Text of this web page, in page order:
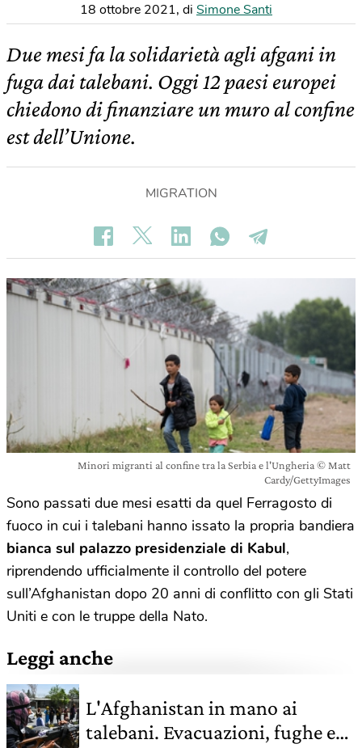
18 ottobre 2021, di Simone Santi
Due mesi fa la solidarietà agli afgani in
fuga dai talebani. Oggi 12 paesi europei
chiedono di finanziare un muro al confine
est dell’Unione.
MIGRATION
Minori migranti al confine tra la Serbia e l'Ungheria © Matt
Cardy/GettyImages
Sono passati due mesi esatti da quel Ferragosto di
fuoco in cui i talebani hanno issato la propria bandiera
bianca sul palazzo presidenziale di Kabul,
riprendendo ufficialmente il controllo del potere
sull’Afghanistan dopo 20 anni di conflitto con gli Stati
Uniti e con le truppe della Nato.
Leggi anche
L'Afghanistan in mano ai
talebani. Evacuazioni, fughe e